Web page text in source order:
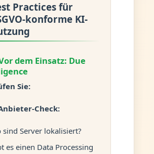
Practices für
konforme KI-
dem Einsatz: Due
Sie:
Check:
sind Server lokalisiert?
es einen Data Processing